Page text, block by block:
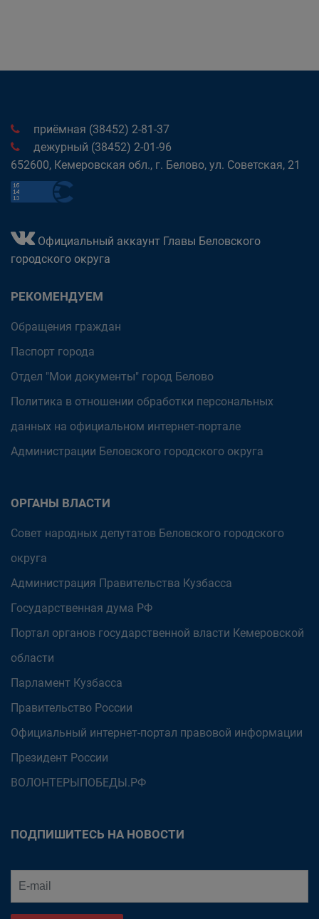
приёмная (38452) 2-81-37
дежурный (38452) 2-01-96
652600, Кемеровская обл., г. Белово, ул. Советская, 21
Официальный аккаунт Главы Беловского
городского округа
РЕКОМЕНДУЕМ
Обращения граждан
Паспорт города
Отдел "Мои документы" город Белово
Политика в отношении обработки персональных
данных на официальном интернет-портале
Администрации Беловского городского округа
ОРГАНЫ ВЛАСТИ
Совет народных депутатов Беловского городского
округа
Администрация Правительства Кузбасса
Государственная дума РФ
Портал органов государственной власти Кемеровской
области
Парламент Кузбасса
Правительство России
Официальный интернет-портал правовой информации
Президент России
ВОЛОНТЕРЫПОБЕДЫ.РФ
ПОДПИШИТЕСЬ НА НОВОСТИ